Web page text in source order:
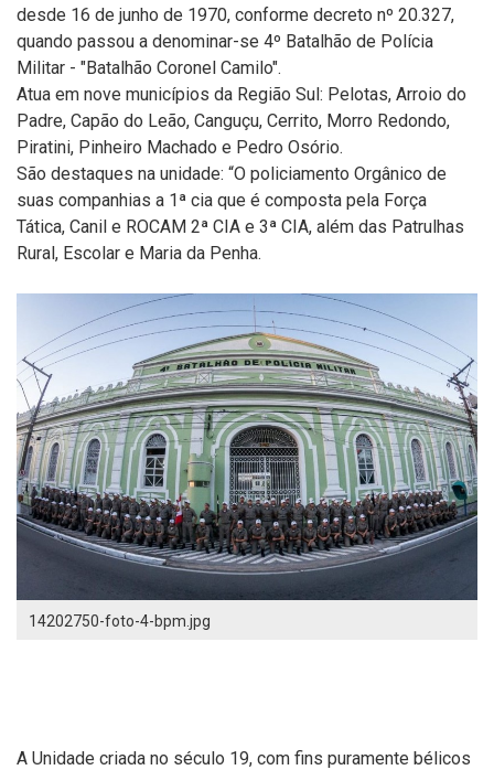
desde 16 de junho de 1970, conforme decreto nº 20.327,
quando passou a denominar-se 4º Batalhão de Polícia
Militar - "Batalhão Coronel Camilo".
Atua em nove municípios da Região Sul: Pelotas, Arroio do
Padre, Capão do Leão, Canguçu, Cerrito, Morro Redondo,
Piratini, Pinheiro Machado e Pedro Osório.
São destaques na unidade: “O policiamento Orgânico de
suas companhias a 1ª cia que é composta pela Força
Tática, Canil e ROCAM 2ª CIA e 3ª CIA, além das Patrulhas
Rural, Escolar e Maria da Penha.
14202750-foto-4-bpm.jpg
A Unidade criada no século 19, com fins puramente bélicos